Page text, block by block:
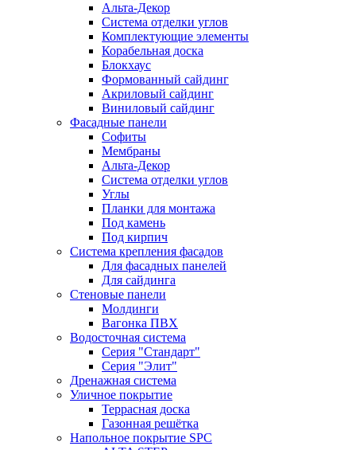
Альта-Декор
Система отделки углов
Комплектующие элементы
Корабельная доска
Блокхаус
Формованный сайдинг
Акриловый сайдинг
Виниловый сайдинг
Фасадные панели
Софиты
Мембраны
Альта-Декор
Система отделки углов
Углы
Планки для монтажа
Под камень
Под кирпич
Система крепления фасадов
Для фасадных панелей
Для сайдинга
Стеновые панели
Молдинги
Вагонка ПВХ
Водосточная система
Серия "Стандарт"
Серия "Элит"
Дренажная система
Уличное покрытие
Террасная доска
Газонная решётка
Напольное покрытие SPC